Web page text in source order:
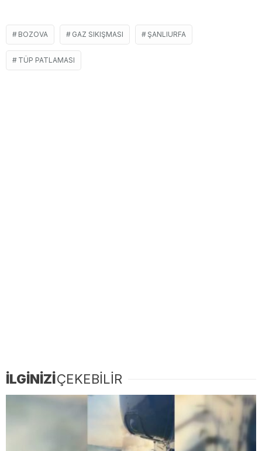
BOZOVA GAZ SIKIŞMASI ŞANLIURFA
TÜP PATLAMASI
İLGİNİZİÇEKEBİLİR